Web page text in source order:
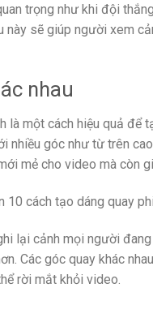
trọng như khi đội
này sẽ giúp người xem
nhau
là một cách hiệu quả để
nhiều góc như từ trên
mẻ cho video mà còn
lại cảnh mọi người
Các góc quay khác
rời mắt khỏi video.